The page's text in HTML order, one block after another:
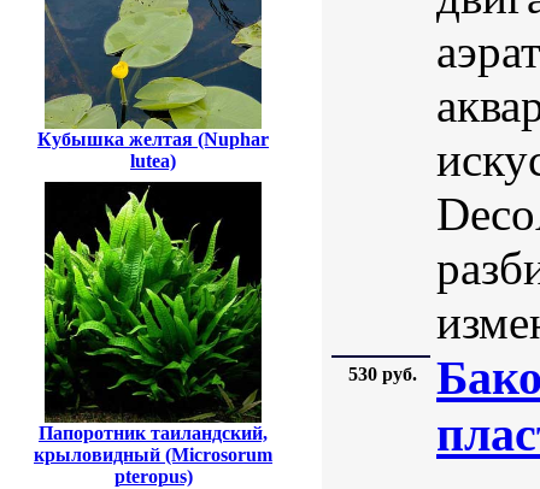
Кубышка желтая (Nuphar
lutea)
Папоротник таиландский,
крыловидный (Microsorum
pteropus)
530 руб.